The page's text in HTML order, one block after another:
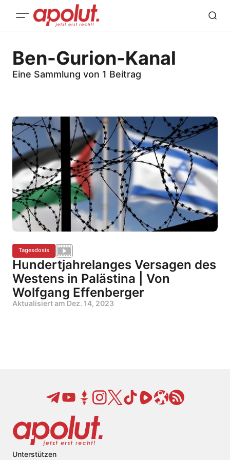
Ben-Gurion-Kanal
Eine Sammlung von 1 Beitrag
Tagesdosis
Hundertjahrelanges Versagen des
Westens in Palästina | Von
Wolfgang Effenberger
Aktualisiert am Dez. 14, 2023
Unterstützen